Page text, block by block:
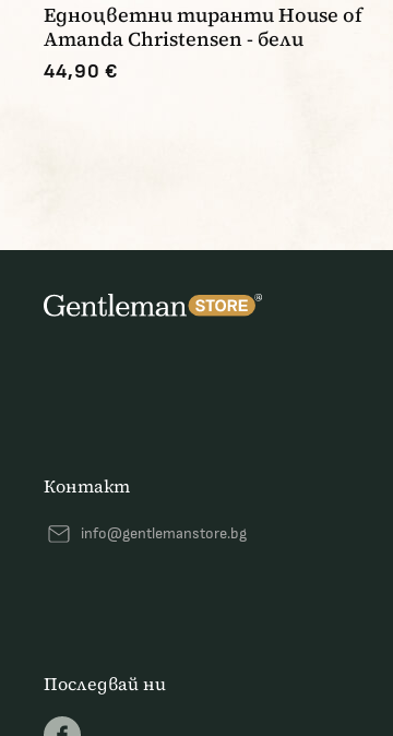
Едноцветни тиранти House of
Amanda Christensen - бели
44,90 €
Контакт
info@gentlemanstore.bg
Последвай ни